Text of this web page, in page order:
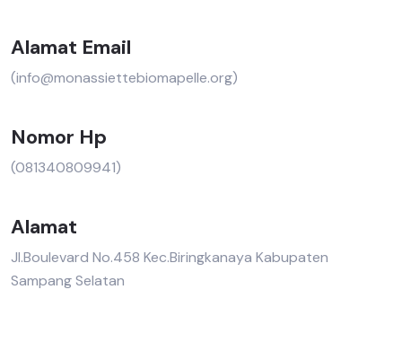
Alamat Email
(info@monassiettebiomapelle.org)
Nomor Hp
(081340809941)
Alamat
Jl.Boulevard No.458 Kec.Biringkanaya Kabupaten
Sampang Selatan